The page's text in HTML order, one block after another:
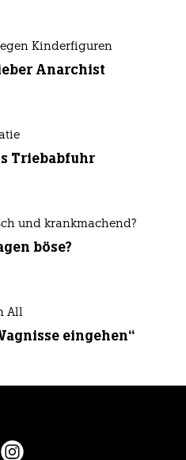
Kinderfiguren
Anarchist
Triebabfuhr
und krankmachend?
böse?
All
eingehen“